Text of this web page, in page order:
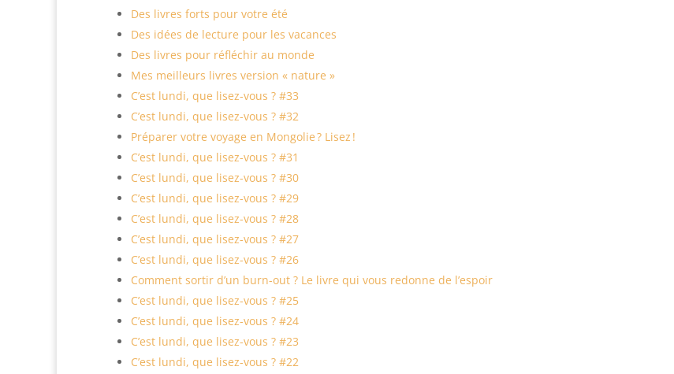
Des livres forts pour votre été
Des idées de lecture pour les vacances
Des livres pour réfléchir au monde
Mes meilleurs livres version « nature »
C’est lundi, que lisez-vous ? #33
C’est lundi, que lisez-vous ? #32
Préparer votre voyage en Mongolie ? Lisez !
C’est lundi, que lisez-vous ? #31
C’est lundi, que lisez-vous ? #30
C’est lundi, que lisez-vous ? #29
C’est lundi, que lisez-vous ? #28
C’est lundi, que lisez-vous ? #27
C’est lundi, que lisez-vous ? #26
Comment sortir d’un burn-out ? Le livre qui vous redonne de l’espoir
C’est lundi, que lisez-vous ? #25
C’est lundi, que lisez-vous ? #24
C’est lundi, que lisez-vous ? #23
C’est lundi, que lisez-vous ? #22